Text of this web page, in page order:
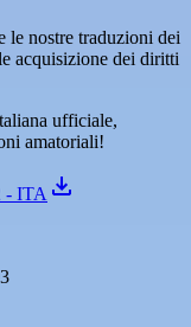
le nostre traduzioni dei
acquisizione dei diritti
ufficiale,
amatoriali!
- ITA